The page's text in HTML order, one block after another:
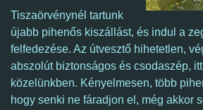
Tiszaörvénynél tartunk
újabb pihenős kiszállást, és indul a
felfedezése. Az útvesztő hihetetlen,
abszolút biztonságos és csodaszép,
közelünkben. Kényelmesen, több
hogy senki ne fáradjon el, még akkor